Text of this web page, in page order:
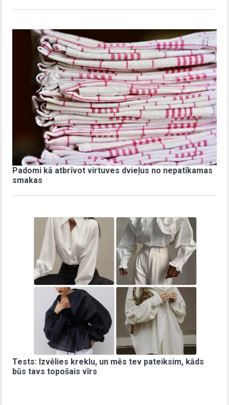
Padomi kā atbrīvot virtuves dvieļus no nepatīkamas
smakas
Tests: Izvēlies kreklu, un mēs tev pateiksim, kāds
būs tavs topošais vīrs